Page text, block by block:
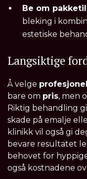
Be om
bleking i
estetiske
Langsiktige
Å velge
bare om pris, men
Riktig behandling
skade på emalje
klinikk vil også gi
bevare resultatet
behovet for
også kostnadene